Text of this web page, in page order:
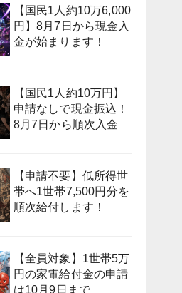
【国民1人約10万6,000
円】8月7日から現金入
金が始まります！
【国民1人約10万円】
申請なしで現金振込！
8月7日から順次入金
【申請不要】低所得世
帯へ1世帯7,500円分を
順次給付します！
【全員対象】1世帯5万
円の家電給付金の申請
は10月9日まで